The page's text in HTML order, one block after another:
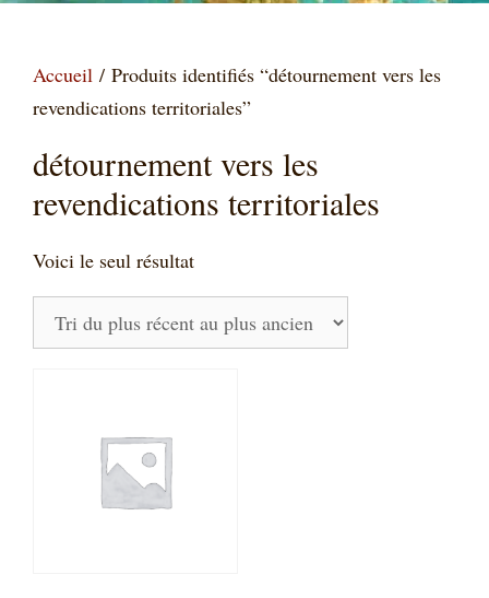
Accueil / Produits identifiés “détournement vers les
revendications territoriales”
détournement vers les
revendications territoriales
Voici le seul résultat